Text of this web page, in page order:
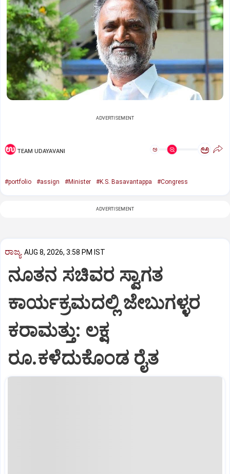
ADVERTISEMENT
TEAM UDAYAVANI ಅ ಅ
#portfolio #assign #Minister #K.S. Basavantappa #Congress
ADVERTISEMENT
ರಾಜ್ಯ AUG 8, 2026, 3:58 PM IST
ನೂತನ ಸಚಿವರ ಸ್ವಾಗತ
ಕಾರ್ಯಕ್ರಮದಲ್ಲಿ ಜೇಬುಗಳ್ಳರ
ಕರಾಮತ್ತು: ಲಕ್ಷ
ರೂ.ಕಳೆದುಕೊಂಡ ರೈತ